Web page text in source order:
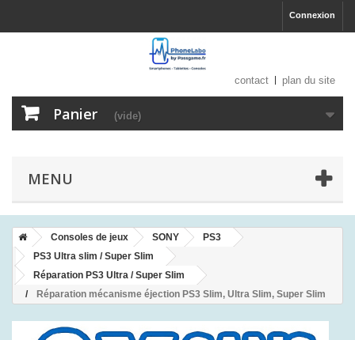
Connexion
contact plan du site
Panier (vide)
MENU
Consoles de jeux SONY
PS3
PS3 Ultra slim / Super Slim
Réparation PS3 Ultra / Super Slim
Réparation mécanisme éjection PS3 Slim, Ultra Slim, Super Slim